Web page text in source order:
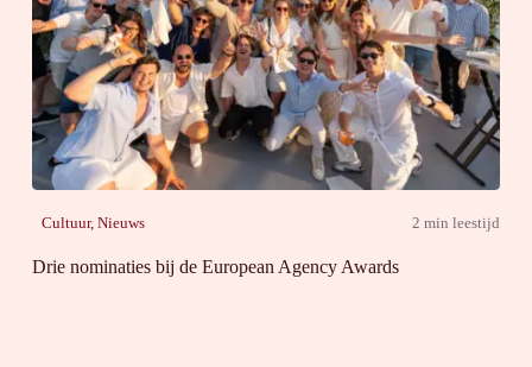
Cultuur, Nieuws 2 min leestijd
Drie nominaties bij de European Agency Awards